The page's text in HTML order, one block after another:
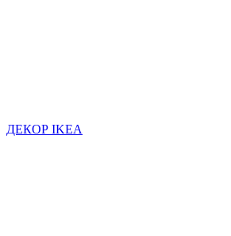
ДЕКОР IKEA